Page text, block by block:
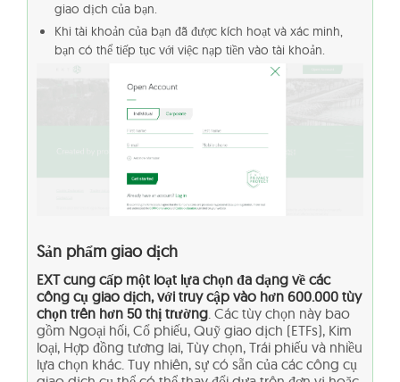
giao dịch của bạn.
Khi tài khoản của bạn đã được kích hoạt và xác minh,
bạn có thể tiếp tục với việc nạp tiền vào tài khoản.
Sản phẩm giao dịch
EXT cung cấp một loạt lựa chọn đa dạng về các
công cụ giao dịch, với truy cập vào hơn 600.000 tùy
chọn trên hơn 50 thị trường . Các tùy chọn này bao
gồm Ngoại hối, Cổ phiếu, Quỹ giao dịch (ETFs), Kim
loại, Hợp đồng tương lai, Tùy chọn, Trái phiếu và nhiều
lựa chọn khác. Tuy nhiên, sự có sẵn của các công cụ